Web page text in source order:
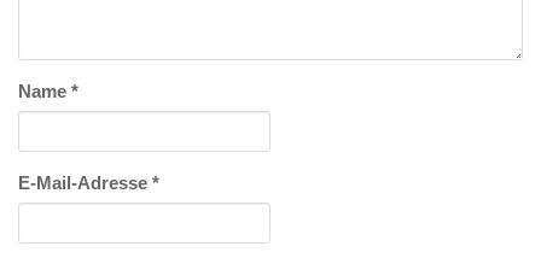
Name *
E-Mail-Adresse *